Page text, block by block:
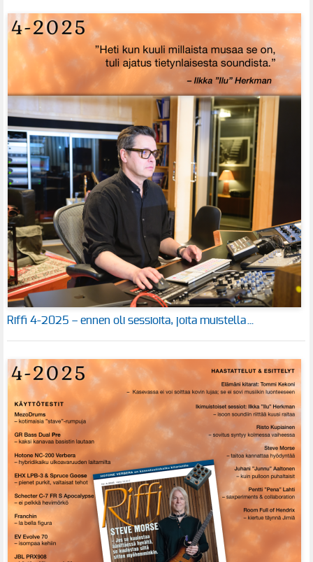
Riffi 4-2025 – ennen oli sessioita, joita muistella…